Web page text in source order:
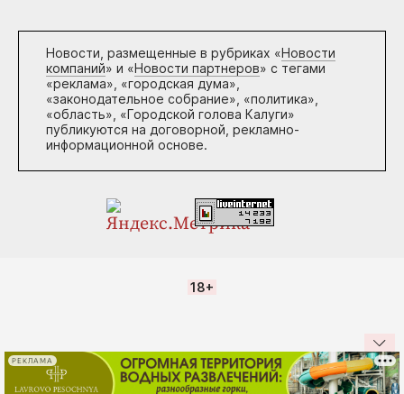
Новости, размещенные в рубриках «Новости
компаний» и «Новости партнеров» с тегами
«реклама», «городская дума»,
«законодательное собрание», «политика»,
«область», «Городской голова Калуги»
публикуются на договорной, рекламно-
информационной основе.
18+
РЕКЛАМА